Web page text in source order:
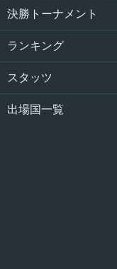
決勝トーナメント
ランキング
スタッツ
出場国一覧